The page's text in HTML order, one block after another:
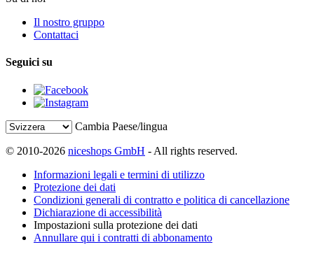
Il nostro gruppo
Contattaci
Seguici su
Cambia Paese/lingua
© 2010-2026 niceshops GmbH - All rights reserved.
Informazioni legali e termini di utilizzo
Protezione dei dati
Condizioni generali di contratto e politica di cancellazione
Dichiarazione di accessibilità
Impostazioni sulla protezione dei dati
Annullare qui i contratti di abbonamento